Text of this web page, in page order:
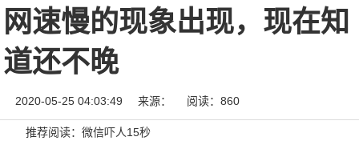
网速慢的现象出现，现在知
道还不晚
2020-05-25 04:03:49 来源： 阅读：860
推荐阅读：微信吓人15秒